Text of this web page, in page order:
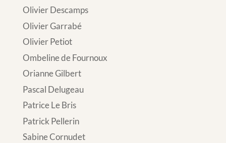
Olivier Descamps
Olivier Garrabé
Olivier Petiot
Ombeline de Fournoux
Orianne Gilbert
Pascal Delugeau
Patrice Le Bris
Patrick Pellerin
Sabine Cornudet